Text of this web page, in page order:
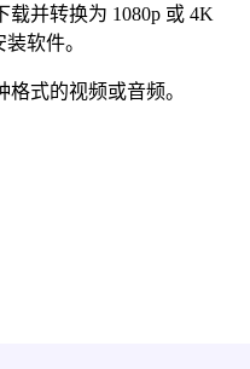
载并转换为 1080p 或 4K
软件。
格式的视频或音频。